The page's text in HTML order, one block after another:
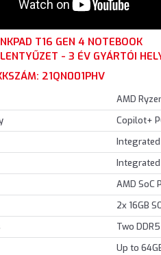
T16 GEN 4 NOTEBOOK
- 3 ÉV GYÁRTÓI
21QN001PHV
AMD
Copilot+
Integrated
Integrated
AMD SoC
2x 16GB
Two
Up to